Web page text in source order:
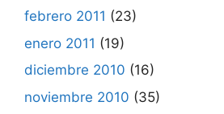
febrero 2011 (23)
enero 2011 (19)
diciembre 2010 (16)
noviembre 2010 (35)